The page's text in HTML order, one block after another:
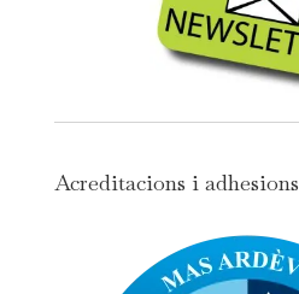
Acreditacions i adhesions